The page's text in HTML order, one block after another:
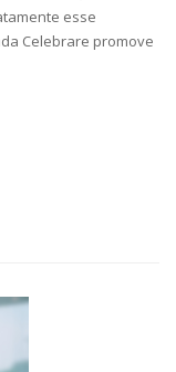
esse
Celebrare promove